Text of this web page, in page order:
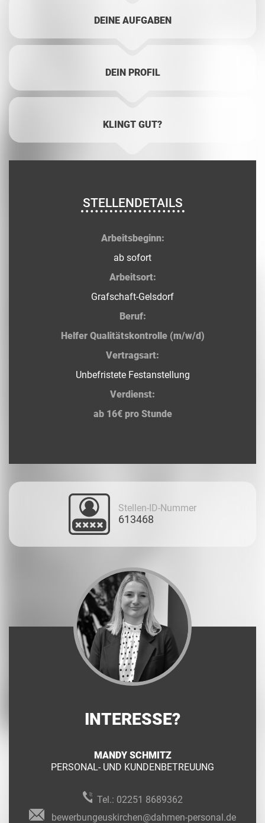
DEINE AUFGABEN
DEIN PROFIL
KLINGT GUT?
STELLENDETAILS
Arbeitsbeginn:
ab sofort
Arbeitsort:
Grafschaft-Gelsdorf
Beruf:
Helfer Qualitätskontrolle (m/w/d)
Vertragsart:
Unbefristete Festanstellung
Verdienst:
ab 16€ pro Stunde
Stellen-ID-Nummer
613468
INTERESSE?
MANDY SCHMITZ
PERSONAL- UND KUNDENBETREUUNG
Tel.: 02251 8689362
bewerbungeuskirchen@dahmen-personal.de